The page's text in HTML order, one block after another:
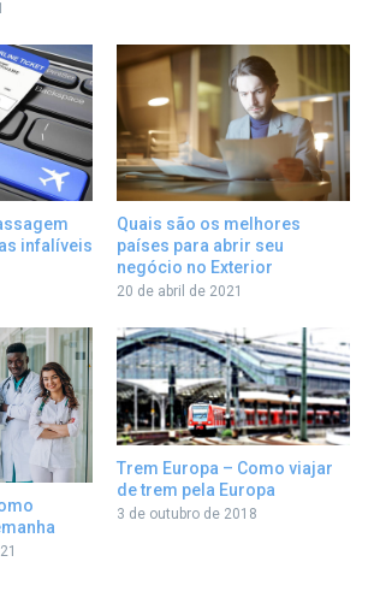
infalíveis
Quais são os melhores
países para abrir seu
negócio no Exterior
20 de abril de 2021
Trem Europa – Como viajar
de trem pela Europa
3 de outubro de 2018